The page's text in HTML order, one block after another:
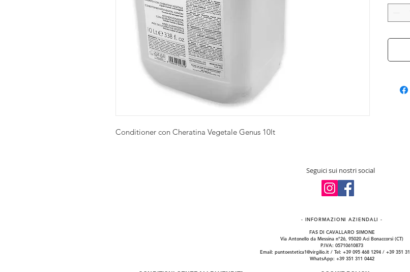
Conditioner con Cheratina Vegetale Genus 10lt
Seguici sui nostri social
- INFORMAZIONI​ AZIENDALI -
FAS DI CAVALLARO SIMONE
Via Antonello da Messina n°26, 95020 Aci Bonaccorsi (CT)
P.IVA: 05710610873
Email: puntoestetica1@virgilio.it/ Tel: +39 095 468 1294 / +39 351
WhatsApp: +39 351 311 0442